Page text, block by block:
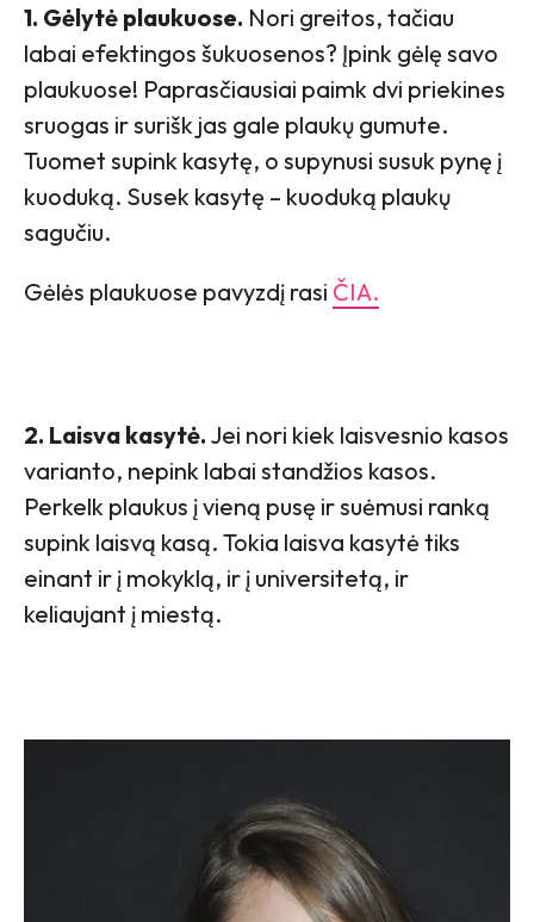
1. Gėlytė plaukuose. Nori greitos, tačiau
labai efektingos šukuosenos? Įpink gėlę savo
plaukuose! Paprasčiausiai paimk dvi priekines
sruogas ir surišk jas gale plaukų gumute.
Tuomet supink kasytę, o supynusi susuk pynę į
kuoduką. Susek kasytę – kuoduką plaukų
sagučiu.
Gėlės plaukuose pavyzdį rasi ČIA.
2. Laisva kasytė. Jei nori kiek laisvesnio kasos
varianto, nepink labai standžios kasos.
Perkelk plaukus į vieną pusę ir suėmusi ranką
supink laisvą kasą. Tokia laisva kasytė tiks
einant ir į mokyklą, ir į universitetą, ir
keliaujant į miestą.